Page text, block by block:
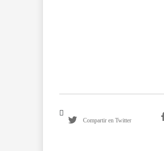
Compartir en Twitter